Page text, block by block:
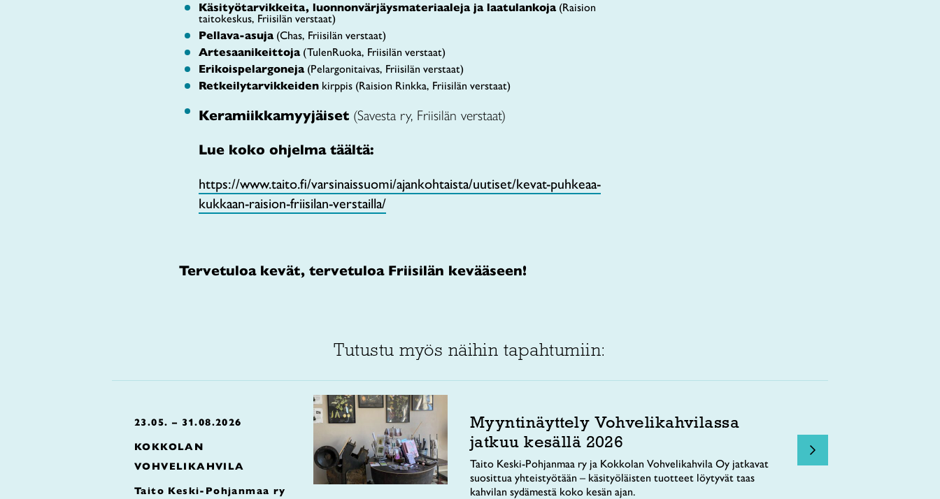
Käsityötarvikkeita, luonnonvärjäysmateriaaleja ja laatulankoja(Raision
taitokeskus, Friisilän verstaat)
Pellava-asuja(Chas, Friisilän verstaat)
Artesaanikeittoja(TulenRuoka, Friisilän verstaat)
Erikoispelargoneja(Pelargonitaivas, Friisilän verstaat)
Retkeilytarvikkeiden kirppis (Raision Rinkka, Friisilän verstaat)
Keramiikkamyyjäiset (Savesta ry, Friisilän verstaat)
Lue koko ohjelma täältä:
https://www.taito.fi/varsinaissuomi/ajankohtaista/uutiset/kevat-puhkeaa-
kukkaan-raision-friisilan-verstailla/
Tervetuloa kevät, tervetuloa Friisilän kevääseen!
Tutustu myös näihin tapahtumiin:
23.05. – 31.08.2026
KOKKOLAN
VOHVELIKAHVILA
Taito Keski-Pohjanmaa ry
Myyntinäyttely Vohvelikahvilassa
jatkuu kesällä 2026
Taito Keski-Pohjanmaa ry ja Kokkolan Vohvelikahvila Oy jatkavat
suosittua yhteistyötään – käsityöläisten tuotteet löytyvät taas
kahvilan sydämestä koko kesän ajan.